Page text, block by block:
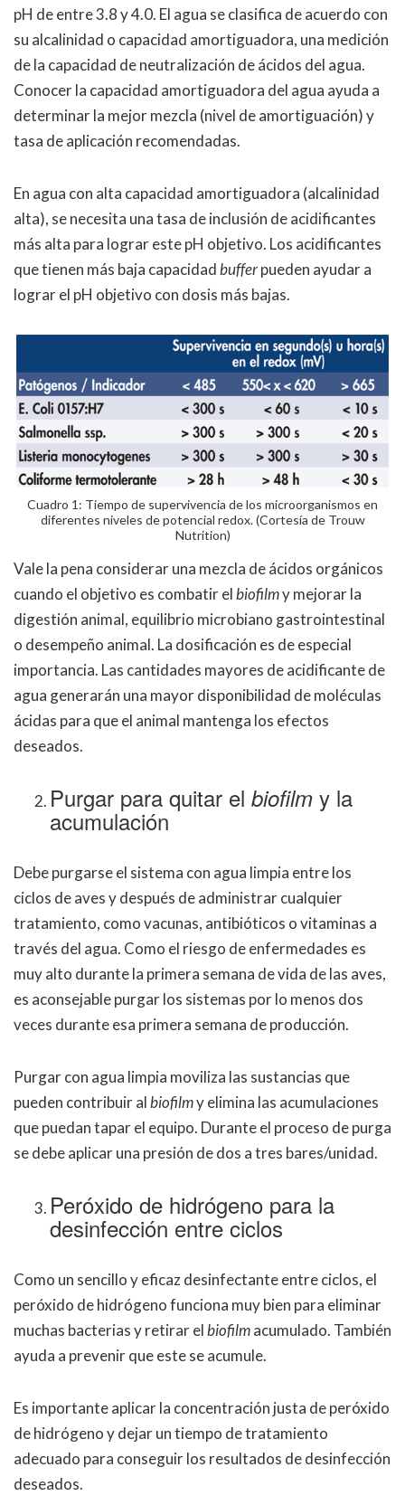
pH de entre 3.8 y 4.0. El agua se clasifica de acuerdo con
su alcalinidad o capacidad amortiguadora, una medición
de la capacidad de neutralización de ácidos del agua.
Conocer la capacidad amortiguadora del agua ayuda a
determinar la mejor mezcla (nivel de amortiguación) y
tasa de aplicación recomendadas.
En agua con alta capacidad amortiguadora (alcalinidad
alta), se necesita una tasa de inclusión de acidificantes
más alta para lograr este pH objetivo. Los acidificantes
que tienen más baja capacidadbufferpueden ayudar a
lograr el pH objetivo con dosis más bajas.
Cuadro 1: Tiempo de supervivencia de los microorganismos en
diferentes niveles de potencial redox. (Cortesía de Trouw
Nutrition)
Vale la pena considerar una mezcla de ácidos orgánicos
cuando el objetivo es combatir elbiofilmy mejorar la
digestión animal, equilibrio microbiano gastrointestinal
o desempeño animal. La dosificación es de especial
importancia. Las cantidades mayores de acidificante de
agua generarán una mayor disponibilidad de moléculas
ácidas para que el animal mantenga los efectos
deseados.
Purgar para quitar el biofilm y la
acumulación
Debe purgarse el sistema con agua limpia entre los
ciclos de aves y después de administrar cualquier
tratamiento, como vacunas, antibióticos o vitaminas a
través del agua. Como el riesgo de enfermedades es
muy alto durante la primera semana de vida de las aves,
es aconsejable purgar los sistemas por lo menos dos
veces durante esa primera semana de producción.
Purgar con agua limpia moviliza las sustancias que
pueden contribuir albiofilmy elimina las acumulaciones
que puedan tapar el equipo. Durante el proceso de purga
se debe aplicar una presión de dos a tres bares/unidad.
Peróxido de hidrógeno para la
desinfección entre ciclos
Como un sencillo y eficaz desinfectante entre ciclos, el
peróxido de hidrógeno funciona muy bien para eliminar
muchas bacterias y retirar elbiofilmacumulado. También
ayuda a prevenir que este se acumule.
Es importante aplicar la concentración justa de peróxido
de hidrógeno y dejar un tiempo de tratamiento
adecuado para conseguir los resultados de desinfección
deseados.